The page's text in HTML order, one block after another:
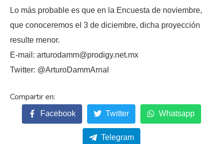
Lo más probable es que en la Encuesta de noviembre,
que conoceremos el 3 de diciembre, dicha proyección
resulte menor.
E-mail: arturodamm@prodigy.net.mx
Twitter: @ArturoDammArnal
Facebook Twitter Whatsapp
Telegram